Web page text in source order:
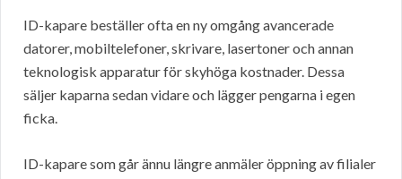
ID-kapare beställer ofta en ny omgång avancerade
datorer, mobiltelefoner, skrivare, lasertoner och annan
teknologisk apparatur för skyhöga kostnader. Dessa
säljer kaparna sedan vidare och lägger pengarna i egen
ficka.
ID-kapare som går ännu längre anmäler öppning av filialer